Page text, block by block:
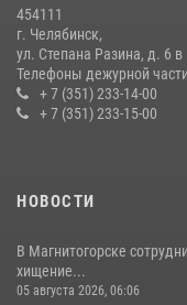
08 июля 2026, 12:05
454111
г. Челябинск,
ул. Степана Разина, д. 6 в
Телефоны дежурной
+ 7 (351) 233-14-00
+ 7 (351) 233-15-00
НОВОСТИ
В Магнитогорске
хищение...
05 августа 2026, 06:06